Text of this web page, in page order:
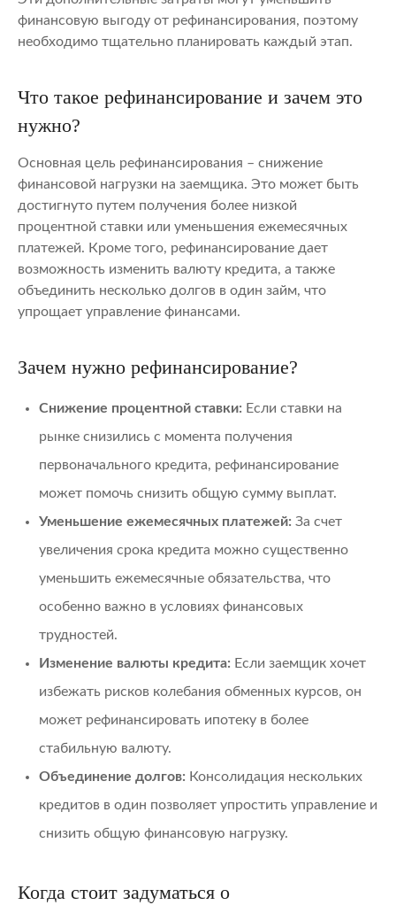
финансовую выгоду от рефинансирования, поэтому
необходимо тщательно планировать каждый этап.
Что такое рефинансирование и зачем это
нужно?
Основная цель рефинансирования – снижение
финансовой нагрузки на заемщика. Это может быть
достигнуто путем получения более низкой
процентной ставки или уменьшения ежемесячных
платежей. Кроме того, рефинансирование дает
возможность изменить валюту кредита, а также
объединить несколько долгов в один займ, что
упрощает управление финансами.
Зачем нужно рефинансирование?
Снижение процентной ставки: Если ставки на
рынке снизились с момента получения
первоначального кредита, рефинансирование
может помочь снизить общую сумму выплат.
Уменьшение ежемесячных платежей: За счет
увеличения срока кредита можно существенно
уменьшить ежемесячные обязательства, что
особенно важно в условиях финансовых
трудностей.
Изменение валюты кредита: Если заемщик хочет
избежать рисков колебания обменных курсов, он
может рефинансировать ипотеку в более
стабильную валюту.
Объединение долгов: Консолидация нескольких
кредитов в один позволяет упростить управление и
снизить общую финансовую нагрузку.
Когда стоит задуматься о